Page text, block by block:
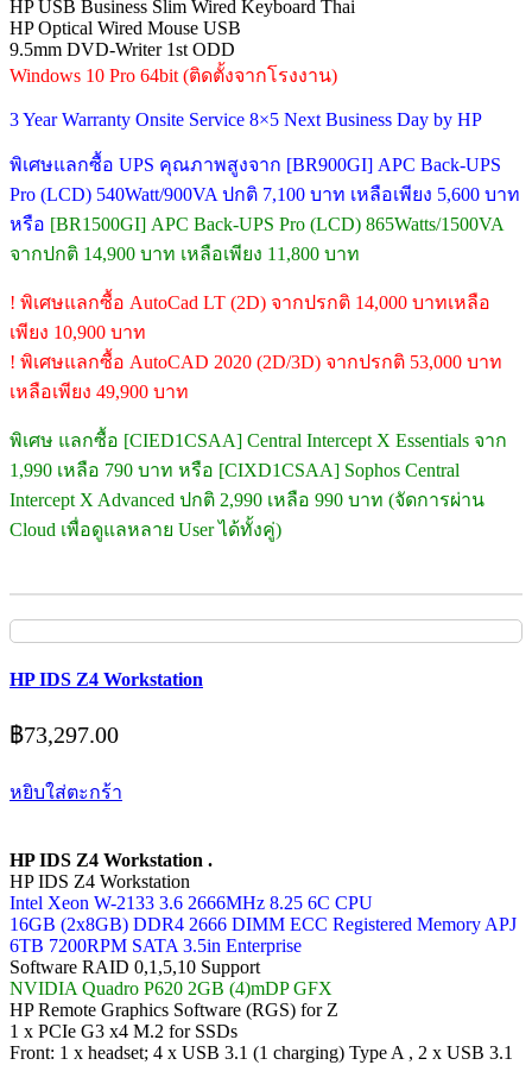
HP USB Business Slim Wired Keyboard Thai
HP Optical Wired Mouse USB
9.5mm DVD-Writer 1st ODD
Windows 10 Pro 64bit (ติดตั้งจากโรงงาน)
3 Year Warranty Onsite Service 8×5 Next Business Day by HP
พิเศษแลกซื้อ UPS คุณภาพสูงจาก [BR900GI] APC Back-UPS
Pro (LCD) 540Watt/900VA ปกติ 7,100 บาท เหลือเพียง 5,600 บาท
หรือ [BR1500GI] APC Back-UPS Pro (LCD) 865Watts/1500VA
จากปกติ 14,900 บาท เหลือเพียง 11,800 บาท
! พิเศษแลกซื้อ AutoCad LT (2D) จากปรกติ 14,000 บาทเหลือ
เพียง 10,900 บาท
! พิเศษแลกซื้อ AutoCAD 2020 (2D/3D) จากปรกติ 53,000 บาท
เหลือเพียง 49,900 บาท
พิเศษ แลกซื้อ [CIED1CSAA] Central Intercept X Essentials จาก
1,990 เหลือ 790 บาท หรือ [CIXD1CSAA] Sophos Central
Intercept X Advanced ปกติ 2,990 เหลือ 990 บาท (จัดการผ่าน
Cloud เพื่อดูแลหลาย User ได้ทั้งคู่)
HP IDS Z4 Workstation
฿73,297.00
หยิบใส่ตะกร้า
HP IDS Z4 Workstation .
HP IDS Z4 Workstation
Intel Xeon W-2133 3.6 2666MHz 8.25 6C CPU
16GB (2x8GB) DDR4 2666 DIMM ECC Registered Memory APJ
6TB 7200RPM SATA 3.5in Enterprise
Software RAID 0,1,5,10 Support
NVIDIA Quadro P620 2GB (4)mDP GFX
HP Remote Graphics Software (RGS) for Z
1 x PCIe G3 x4 M.2 for SSDs
Front: 1 x headset; 4 x USB 3.1 (1 charging) Type A , 2 x USB 3.1